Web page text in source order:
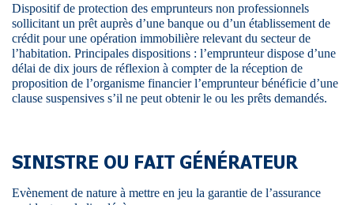
Dispositif de protection des emprunteurs non professionnels
sollicitant un prêt auprès d’une banque ou d’un établissement de
crédit pour une opération immobilière relevant du secteur de
l’habitation. Principales dispositions : l’emprunteur dispose d’une
délai de dix jours de réflexion à compter de la réception de
proposition de l’organisme financier l’emprunteur bénéficie d’une
clause suspensives s’il ne peut obtenir le ou les prêts demandés.
SINISTRE OU FAIT GÉNÉRATEUR
Evènement de nature à mettre en jeu la garantie de l’assurance